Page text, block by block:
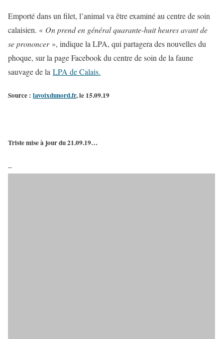
Emporté dans un filet, l’animal va être examiné au centre de soin
calaisien. « On prend en général quarante-huit heures avant de
se prononcer», indique la LPA, qui partagera des nouvelles du
phoque, sur la page Facebook du centre de soin de la faune
sauvage de la LPA de Calais.
Source : lavoixdunord.fr, le 15.09.19
Triste mise à jour du 21.09.19…
–